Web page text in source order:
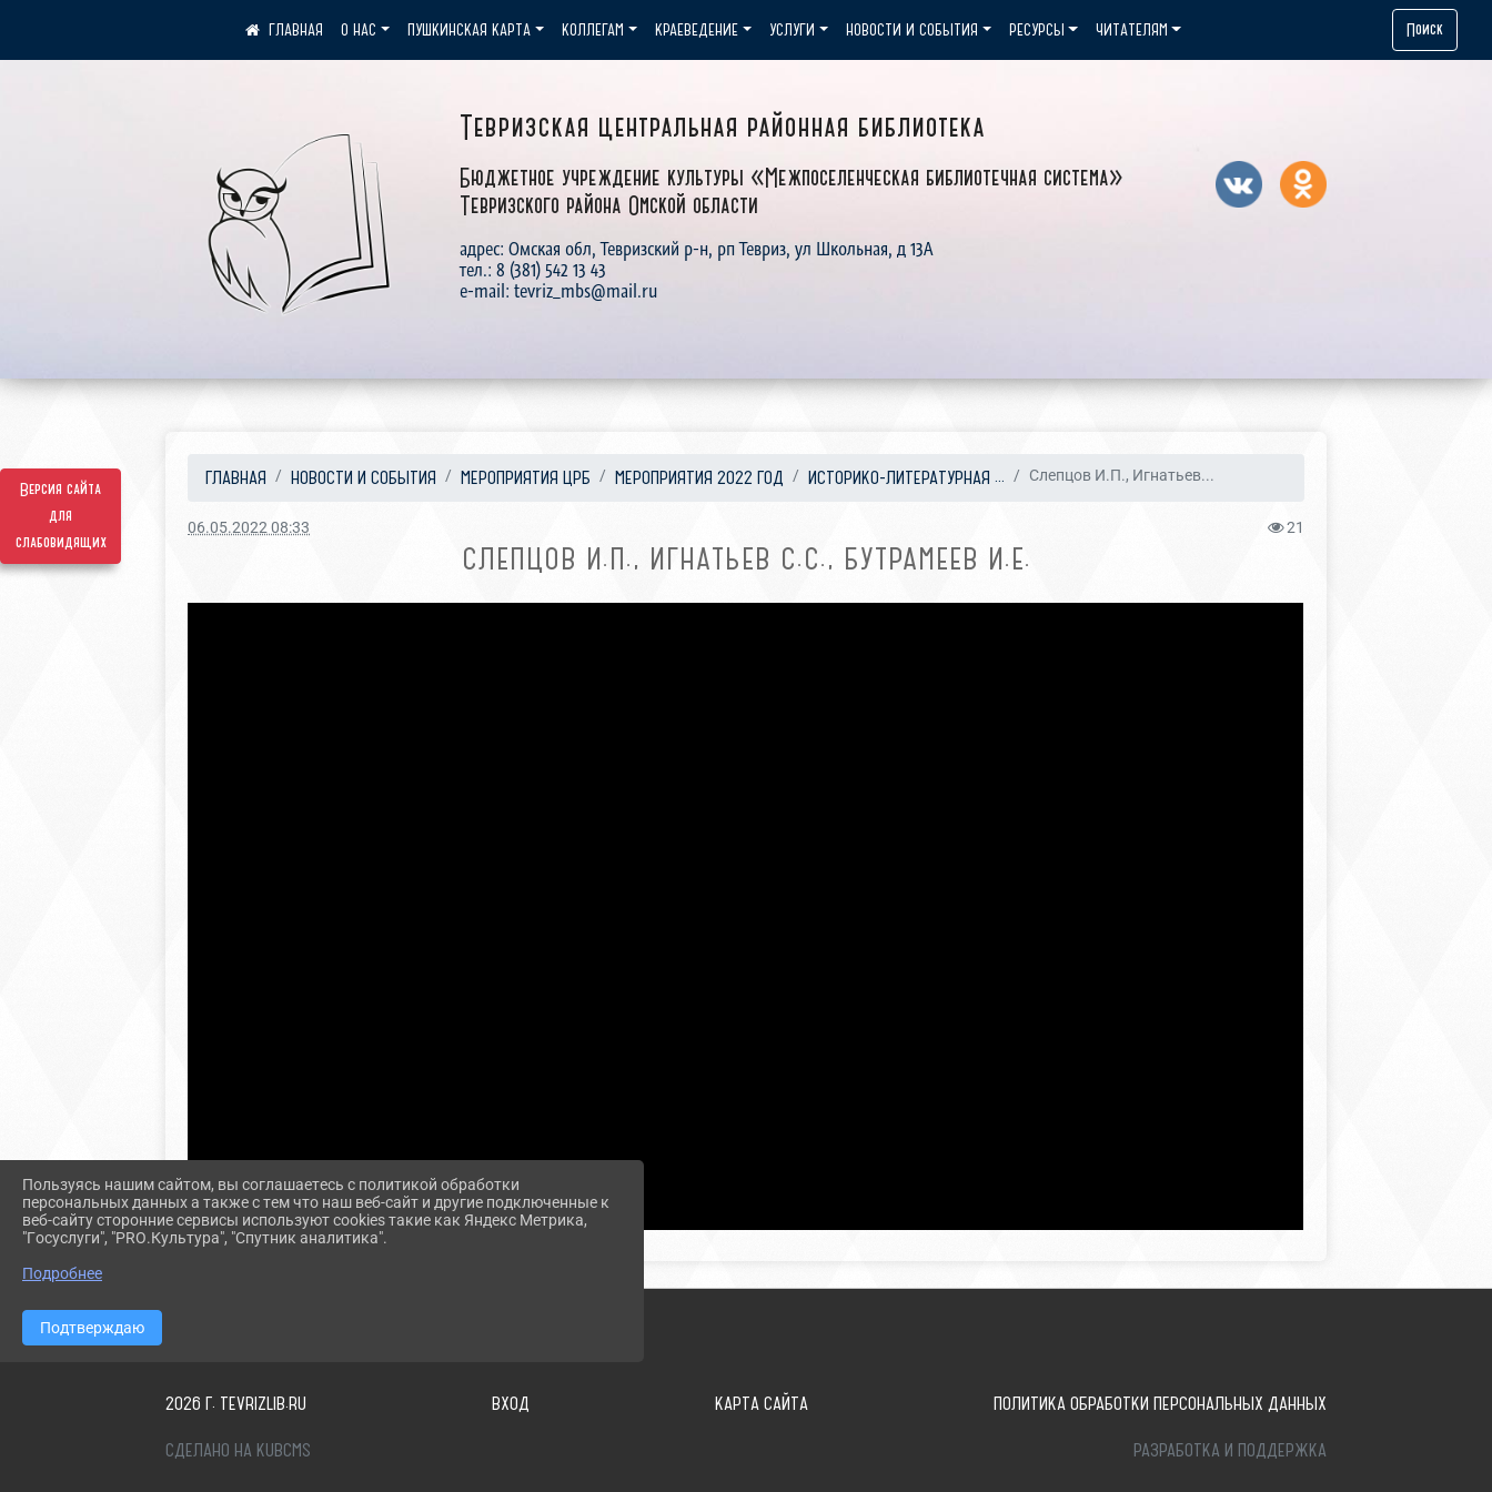
Версия сайта
для
слабовидящих
Тевризская центральная районная библиотека
Бюджетное учреждение культуры «Межпоселенческая библиотечная система»
Тевризского района Омской области
адрес: Омская обл, Тевризский р-н, рп Тевриз, ул Школьная, д 13А
тел.: 8 (381) 542 13 43
e-mail: tevriz_mbs@mail.ru
О НАС ПУШКИНСКАЯ КАРТА КОЛЛЕГАМ КРАЕВЕДЕНИЕ УСЛУГИ НОВОСТИ И СОБЫТИЯ РЕСУРСЫ ЧИТАТЕЛЯМ Поиск
ГЛАВНАЯ НОВОСТИ И СОБЫТИЯ МЕРОПРИЯТИЯ ЦРБ МЕРОПРИЯТИЯ 2022 ГОД ИСТОРИКО-ЛИТЕРАТУРНАЯ ... Слепцов И.П., Игнатьев...
06.05.2022 08:33 21
СЛЕПЦОВ И.П., ИГНАТЬЕВ С.С., БУТРАМЕЕВ И.Е.
2026 Г. TEVRIZLIB.RU ВХОД КАРТА САЙТА ПОЛИТИКА ОБРАБОТКИ ПЕРСОНАЛЬНЫХ ДАННЫХ
СДЕЛАНО НА KUBCMS РАЗРАБОТКА И ПОДДЕРЖКА
Пользуясь нашим сайтом, вы соглашаетесь с политикой обработки
персональных данных а также с тем что наш веб-сайт и другие подключенные к
веб-сайту сторонние сервисы используют cookies такие как Яндекс Метрика,
"Госуслуги", "PRO.Культура", "Спутник аналитика".
Подробнее
Подтверждаю